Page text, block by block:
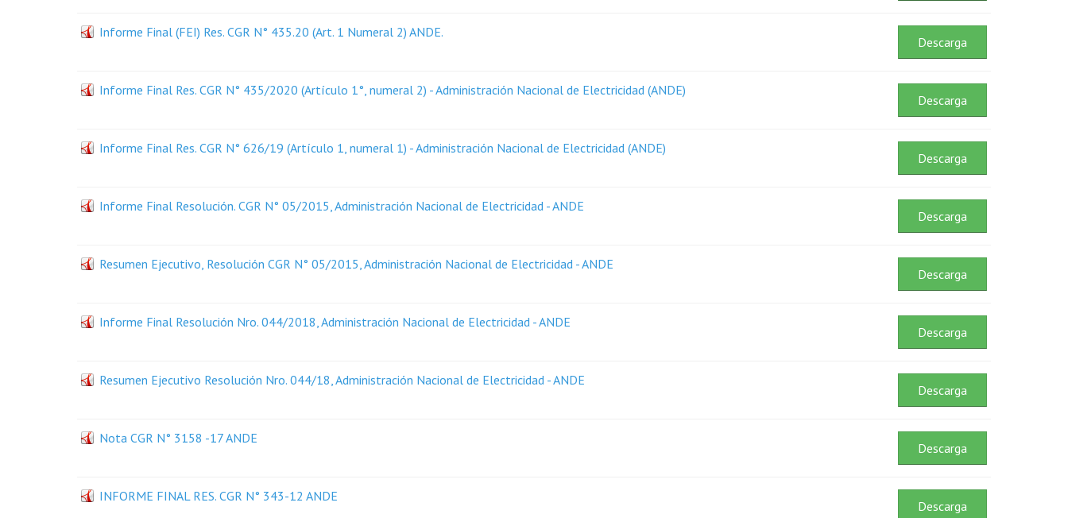
Informe Final (FEI) Res. CGR N° 435.20 (Art. 1 Numeral 2) ANDE.
Descarga
Informe Final Res. CGR N° 435/2020 (Artículo 1°, numeral 2) - Administración Nacional de Electricidad (ANDE)
Descarga
Informe Final Res. CGR N° 626/19 (Artículo 1, numeral 1) - Administración Nacional de Electricidad (ANDE)
Descarga
Informe Final Resolución. CGR N° 05/2015, Administración Nacional de Electricidad - ANDE
Descarga
Resumen Ejecutivo, Resolución CGR N° 05/2015, Administración Nacional de Electricidad - ANDE
Descarga
Informe Final Resolución Nro. 044/2018, Administración Nacional de Electricidad - ANDE
Descarga
Resumen Ejecutivo Resolución Nro. 044/18, Administración Nacional de Electricidad - ANDE
Descarga
Nota CGR N° 3158 -17 ANDE
Descarga
INFORME FINAL RES. CGR N° 343-12 ANDE
Descarga